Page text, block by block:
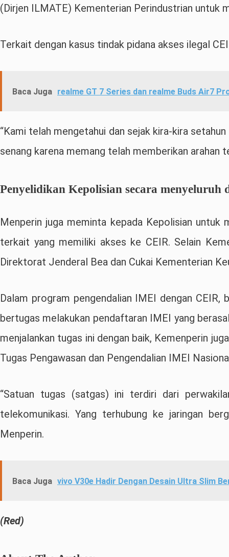
(Dirjen ILMATE) Kementerian Perindustrian
Terkait dengan kasus tindak pidana akses ilegal
Baca Juga realme GT 7 Series dan realme Buds Air7
“Kami telah mengetahui dan sejak kira-kira
senang karena memang telah memberikan arahan
Penyelidikan Kepolisian secara menyeluruh
Menperin juga meminta kepada Kepolisian untuk
terkait yang memiliki akses ke CEIR. Selain
Direktorat Jenderal Bea dan Cukai Kementerian
Dalam program pengendalian IMEI dengan
bertugas melakukan pendaftaran IMEI yang
menjalankan tugas ini dengan baik, Kemenperin
Tugas Pengawasan dan Pengendalian IMEI
“Satuan tugas (satgas) ini terdiri dari
telekomunikasi. Yang terhubung ke jaringan
Menperin.
Baca Juga vivo V30e Hadir Dengan Desain Ultra Slim
(Red)